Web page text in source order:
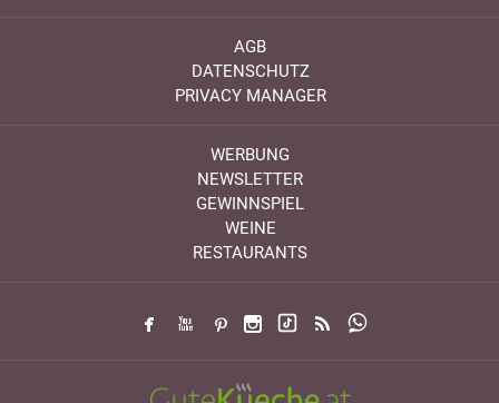
AGB
DATENSCHUTZ
PRIVACY MANAGER
WERBUNG
NEWSLETTER
GEWINNSPIEL
WEINE
RESTAURANTS